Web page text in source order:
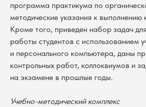
программа практикума по
методические указания к
Кроме того, приведен набор задач
работы студентов с использованием
и персонального компьютера, даны
контрольных работ, коллоквиумов и
на экзамене в прошлые годы.
Учебно-методический комплексВ каталог